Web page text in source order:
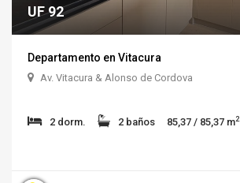
UF 92
Departamento en Vitacura
Av. Vitacura & Alonso de Cordova
2 dorm. 2 baños 85,37 / 85,37 m2